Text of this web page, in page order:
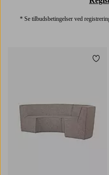
* Se tilbudsbetingelser ved